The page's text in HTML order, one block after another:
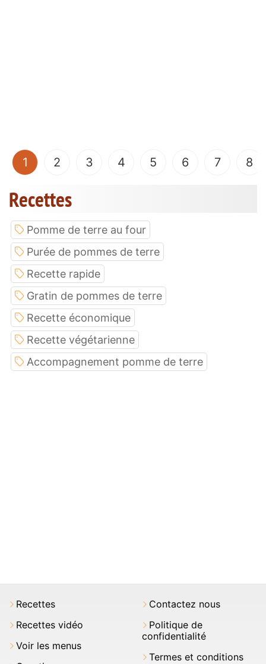
1 (current)
2 3 4 5 6 7 8
Recettes
Pomme de terre au four
Purée de pommes de terre
Recette rapide
Gratin de pommes de terre
Recette économique
Recette végétarienne
Accompagnement pomme de terre
Recettes
Recettes vidéo
Voir les menus
Contactez nous
Politique de
confidentialité
Termes et conditions